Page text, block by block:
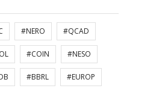
#NERO #QCAD
#COIN #NESO
#BBRL #EUROP